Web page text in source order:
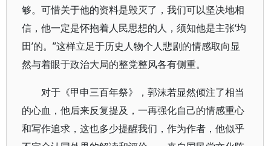
够。可惜关于他的资料是毁灭了，我们可以坚决地相
信，他一定是怀抱着人民思想的人，须知他是主张‘均
田’的。”这样立足于历史人物个人悲剧的情感取向显
然与着眼于政治大局的整党整风各有侧重。
对于《甲申三百年祭》，郭沫若显然倾注了相当
的心血，他后来反复提及，一再强化自己的情感重心
和写作追求，这也多少提醒我们，作为作者，他似乎